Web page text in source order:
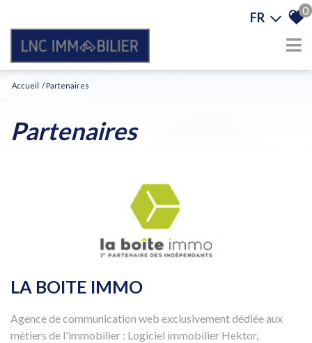
FR 0
Accueil Partenaires
partenaires
LA BOITE IMMO
Agence de communication web exclusivement dédiée aux
métiers de l'immobilier : Logiciel immobilier Hektor,